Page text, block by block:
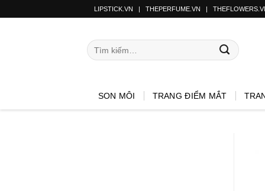
LIPSTICK.VN | THEPERFUME.VN |
SON MÔI TRANG ĐIỂM MẮT